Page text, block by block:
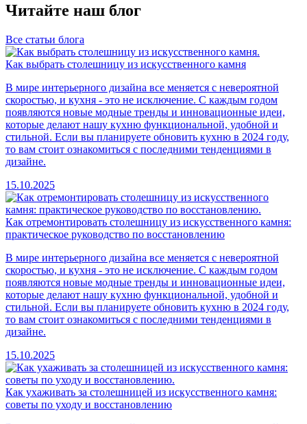
Читайте наш блог
Все статьи блога
Как выбрать столешницу из искусственного камня
В мире интерьерного дизайна все меняется с невероятной
скоростью, и кухня - это не исключение. С каждым годом
появляются новые модные тренды и инновационные идеи,
которые делают нашу кухню функциональной, удобной и
стильной. Если вы планируете обновить кухню в 2024 году,
то вам стоит ознакомиться с последними тенденциями в
дизайне.
15.10.2025
Как отремонтировать столешницу из искусственного камня:
практическое руководство по восстановлению
В мире интерьерного дизайна все меняется с невероятной
скоростью, и кухня - это не исключение. С каждым годом
появляются новые модные тренды и инновационные идеи,
которые делают нашу кухню функциональной, удобной и
стильной. Если вы планируете обновить кухню в 2024 году,
то вам стоит ознакомиться с последними тенденциями в
дизайне.
15.10.2025
Как ухаживать за столешницей из искусственного камня:
советы по уходу и восстановлению